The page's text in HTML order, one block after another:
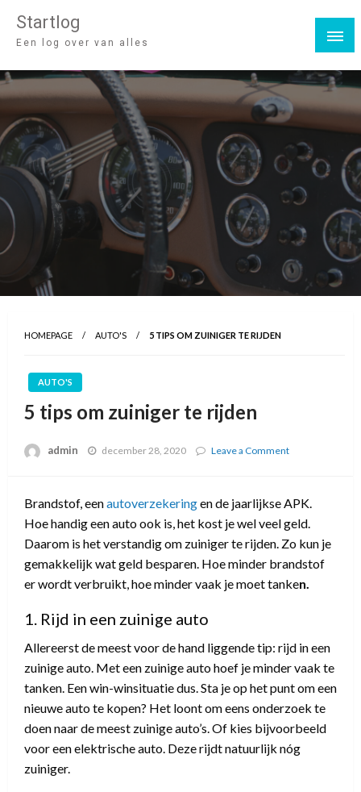
Startlog
Een log over van alles
HOMEPAGE AUTO'S 5 TIPS OM ZUINIGER TE RIJDEN
AUTO'S
5 tips om zuiniger te rijden
admin december 28, 2020 Leave a Comment
zuiniger
te
rijden
Brandstof, eenautoverzekeringen de jaarlijkse APK.
Hoe handig een auto ook is, het kost je wel veel geld.
Daarom is het verstandig om zuiniger te rijden. Zo kun je
gemakkelijk wat geld besparen. Hoe minder brandstof
er wordt verbruikt, hoe minder vaak je moet tanken.
1. Rijd in een zuinige auto
Allereerst de meest voor de hand liggende tip: rijd in een
zuinige auto. Met een zuinige auto hoef je minder vaak te
tanken. Een win-winsituatie dus. Sta je op het punt om een
nieuwe auto te kopen? Het loont om eens onderzoek te
doen naar de meest zuinige auto’s. Of kies bijvoorbeeld
voor een elektrische auto. Deze rijdt natuurlijk nóg
zuiniger.